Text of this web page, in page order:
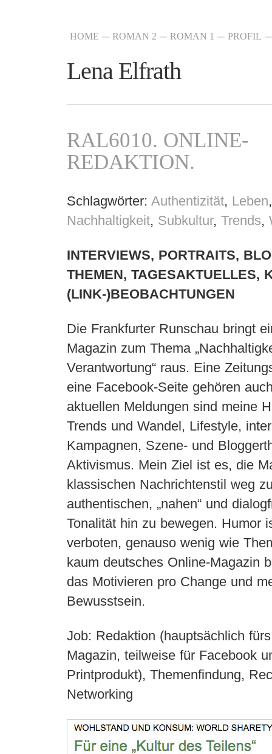
HOME ROMAN 2 ROMAN 1 PROFIL
Lena Elfrath
RAL6010. ONLINE-
REDAKTION.
Schlagwörter: Authentizität, Leben
Nachhaltigkeit, Subkultur, Trends,
INTERVIEWS, PORTRAITS,
THEMEN, TAGESAKTUELLES,
(LINK-)BEOBACHTUNGEN
Die Frankfurter Runschau bringt
Magazin zum Thema
Verantwortung“ raus. Eine
eine Facebook-Seite gehören
aktuellen Meldungen sind meine
Trends und Wandel, Lifestyle,
Kampagnen, Szene- und
Aktivismus. Mein Ziel ist es, die
klassischen Nachrichtenstil weg
authentischen, „nahen“ und
Tonalität hin zu bewegen. Humor
verboten, genauso wenig wie
kaum deutsches Online-Magazin
das Motivieren pro Change und
Bewusstsein.
Job: Redaktion (hauptsächlich
Magazin, teilweise für Facebook
Printprodukt), Themenfindung,
Networking